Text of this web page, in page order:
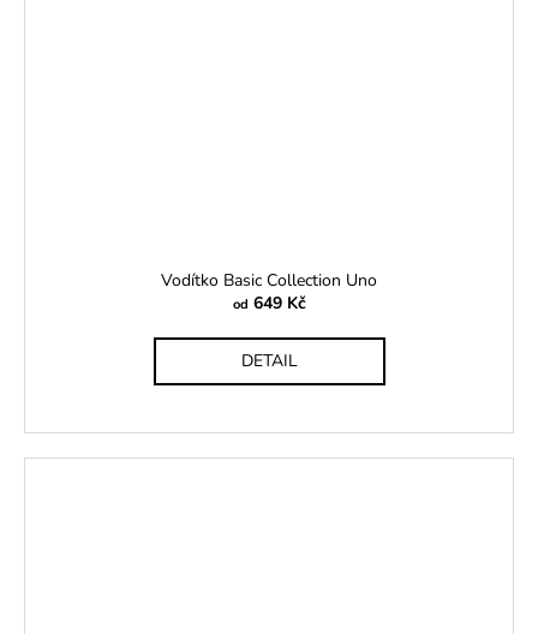
Vodítko Basic Collection Uno
od 649 Kč
DETAIL